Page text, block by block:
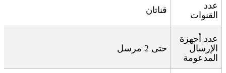
عدد
القنوات
قناتان
عدد أجهزة
الإرسال
المدعومة
حتى 2 مرسل